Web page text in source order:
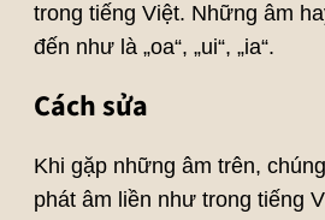
trong tiếng Việt. Những âm
đến như là „oa“, „ui“, „ia“.
Cách sửa
Khi gặp những âm trên,
phát âm liền như trong tiếng